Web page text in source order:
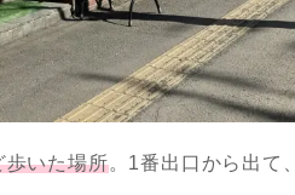
歩いた場所。1番出口から出て、